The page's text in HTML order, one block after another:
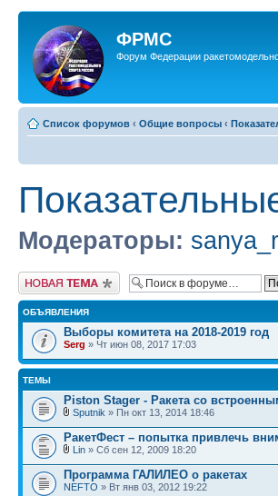
ФРМС
Форум Федерации
Список форумов ‹ Общие вопросы ‹
Модераторы:
Новая тема
ОБЪЯВЛЕНИЯ
Выборы комитета на 2018-2019 год
Serg » Чт июн 08, 2017 17:03
ТЕМЫ
Piston Stager - Ракета со
Sputnik » Пн окт 13, 2014 18:46
РакетФест – попытка привлечь
Lin » Сб сен 12, 2009 18:20
Программа ГАЛИЛЕО о ракетах
NEFTO » Вт янв 03, 2012 19:22